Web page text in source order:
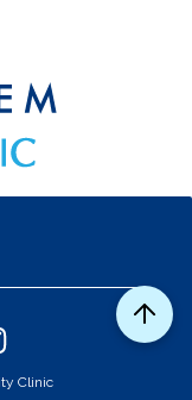
Clinic